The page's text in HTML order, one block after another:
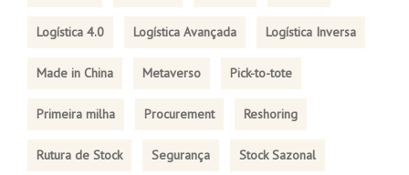
Logística 4.0 Logística Avançada Logística Inversa
Made in China Metaverso Pick-to-tote
Primeira milha Procurement Reshoring
Rutura de Stock Segurança Stock Sazonal